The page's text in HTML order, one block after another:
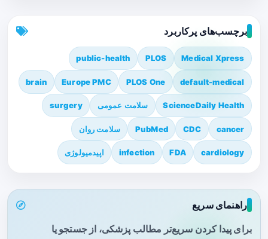
برچسب‌های پرکاربرد
Medical Xpress
PLOS
public-health
default-medical
PLOS One
Europe PMC
brain
ScienceDaily Health سلامت عمومی surgery
cancer
CDC
PubMed سلامت روان
cardiology
FDA
infection اپیدمیولوژی
راهنمای سریع
برای پیدا کردن سریع‌تر مطالب پزشکی، از جستجو یا